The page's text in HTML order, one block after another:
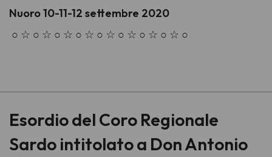
Nuoro 10-11-12 settembre 2020
○ ☆ ○ ☆ ○ ☆ ○ ☆ ○ ☆ ○ ☆ ○ ☆ ○ ☆ ○
Esordio del Coro Regionale
Sardo intitolato a Don Antonio